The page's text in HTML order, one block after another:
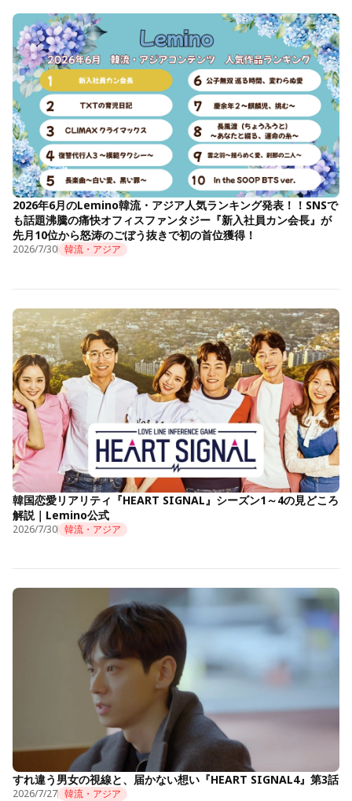
2026年6月のLemino韓流・アジア人気ランキング発表！！SNSで
も話題沸騰の痛快オフィスファンタジー『新入社員カン会長』が
先月10位から怒涛のごぼう抜きで初の首位獲得！
2026/7/30 韓流・アジア
韓国恋愛リアリティ『HEART SIGNAL』シーズン1～4の見どころ
解説｜Lemino公式
2026/7/30 韓流・アジア
すれ違う男女の視線と、届かない想い『HEART SIGNAL4』第3話
2026/7/27 韓流・アジア